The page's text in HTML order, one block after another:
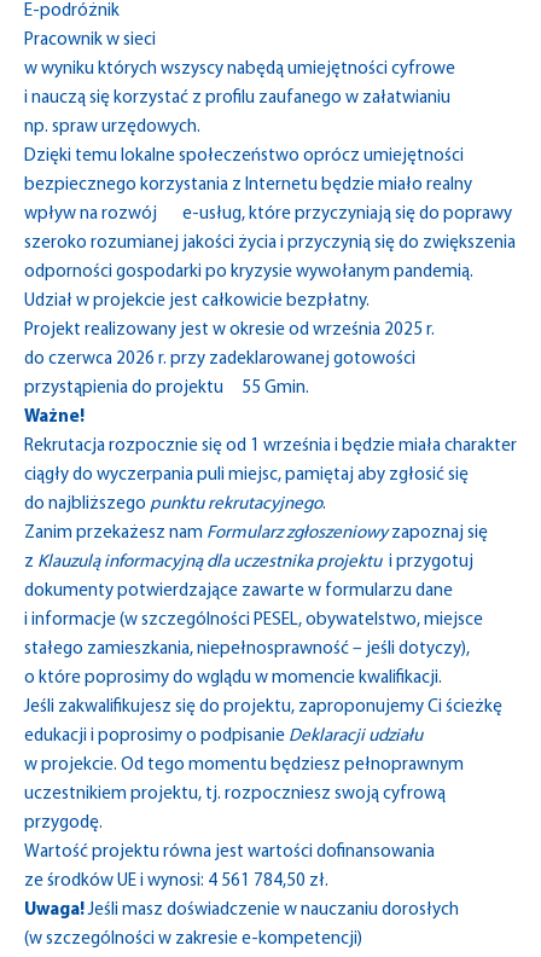
E-podróżnik
Pracownik w sieci
w wyniku których wszyscy nabędą umiejętności cyfrowe
i nauczą się korzystać z profilu zaufanego w załatwianiu
np. spraw urzędowych.
Dzięki temu lokalne społeczeństwo oprócz umiejętności
bezpiecznego korzystania z Internetu będzie miało realny
wpływ na rozwój e-usług, które przyczyniają się do poprawy
szeroko rozumianej jakości życia i przyczynią się do zwiększenia
odporności gospodarki po kryzysie wywołanym pandemią.
Udział w projekcie jest całkowicie bezpłatny.
Projekt realizowany jest w okresie od września 2025 r.
do czerwca 2026 r. przy zadeklarowanej gotowości
przystąpienia do projektu 55 Gmin.
Ważne!
Rekrutacja rozpocznie się od 1 września i będzie miała charakter
ciągły do wyczerpania puli miejsc, pamiętaj aby zgłosić się
do najbliższego punktu rekrutacyjnego.
Zanim przekażesz nam Formularz zgłoszeniowyzapoznaj się
z Klauzulą informacyjną dla uczestnika projektu i przygotuj
dokumenty potwierdzające zawarte w formularzu dane
i informacje (w szczególności PESEL, obywatelstwo, miejsce
stałego zamieszkania, niepełnosprawność – jeśli dotyczy),
o które poprosimy do wglądu w momencie kwalifikacji.
Jeśli zakwalifikujesz się do projektu, zaproponujemy Ci ścieżkę
edukacji i poprosimy o podpisanie Deklaracji udziału
w projekcie. Od tego momentu będziesz pełnoprawnym
uczestnikiem projektu, tj. rozpoczniesz swoją cyfrową
przygodę.
Wartość projektu równa jest wartości dofinansowania
ze środków UE i wynosi: 4 561 784,50 zł.
Uwaga!Jeśli masz doświadczenie w nauczaniu dorosłych
(w szczególności w zakresie e-kompetencji)